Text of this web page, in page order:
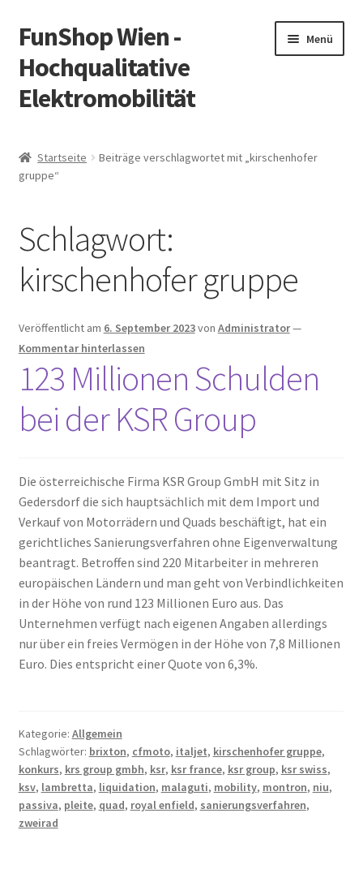
Zur
Navigation
springen
Zum
Inhalt
springen
FunShop Wien -
Hochqualitative
Elektromobilität
Menü
Informationen zur Rechtslage in Österreich
Über FunShop
Zum Onlineshop in der Web Version
Startseite
Beiträge verschlagwortet mit „kirschenhofer
gruppe“
Schlagwort:
kirschenhofer gruppe
Veröffentlicht am 6. September 2023von Administrator—
Kommentar hinterlassen
123 Millionen Schulden
bei der KSR Group
Die österreichische Firma KSR Group GmbH mit Sitz in
Gedersdorf die sich hauptsächlich mit dem Import und
Verkauf von Motorrädern und Quads beschäftigt, hat ein
gerichtliches Sanierungsverfahren ohne Eigenverwaltung
beantragt. Betroffen sind 220 Mitarbeiter in mehreren
europäischen Ländern und man geht von Verbindlichkeiten
in der Höhe von rund 123 Millionen Euro aus. Das
Unternehmen verfügt nach eigenen Angaben allerdings
nur über ein freies Vermögen in der Höhe von 7,8 Millionen
Euro. Dies entspricht einer Quote von 6,3%.
Kategorie: Allgemein
Schlagwörter: brixton, cfmoto, italjet, kirschenhofer gruppe,
konkurs, krs group gmbh, ksr, ksr france, ksr group, ksr swiss,
ksv, lambretta, liquidation, malaguti, mobility, montron, niu,
passiva, pleite, quad, royal enfield, sanierungsverfahren,
zweirad